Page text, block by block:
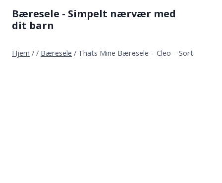
indhold
Bæresele - Simpelt nærvær med
dit barn
Hjem / / Bæresele / Thats Mine Bæresele – Cleo – Sort